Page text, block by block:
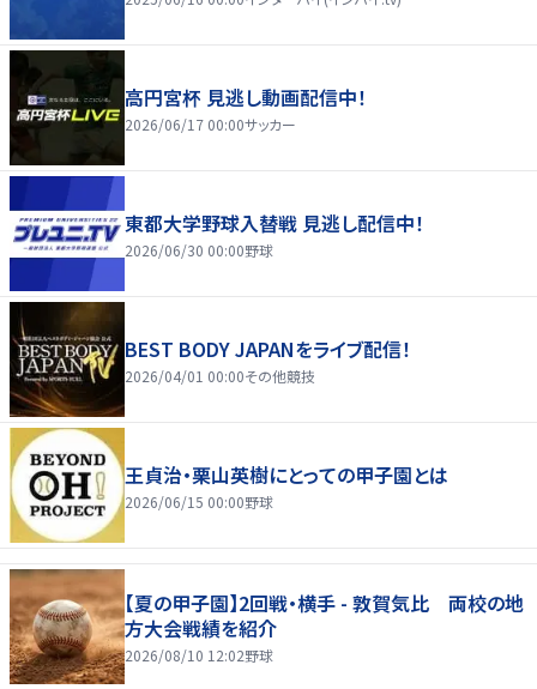
高円宮杯 見逃し動画配信中！
2026/06/17 00:00サッカー
東都大学野球入替戦 見逃し配信中！
2026/06/30 00:00野球
BEST BODY JAPANをライブ配信！
2026/04/01 00:00その他競技
王貞治・栗山英樹にとっての甲子園とは
2026/06/15 00:00野球
【夏の甲子園】2回戦・横手 - 敦賀気比 両校の地
方大会戦績を紹介
2026/08/10 12:02野球